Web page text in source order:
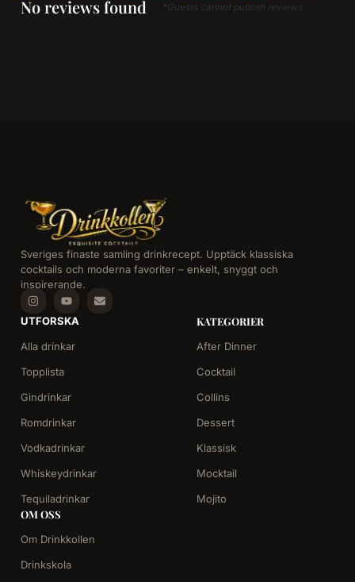
No reviews found *Guests cannot publish reviews
Sveriges finaste samling drinkrecept. Upptäck klassiska
cocktails och moderna favoriter – enkelt, snyggt och
inspirerande.
UTFORSKA
Alla drinkar
Topplista
Gindrinkar
Romdrinkar
Vodkadrinkar
Whiskeydrinkar
Tequiladrinkar
KATEGORIER
After Dinner
Cocktail
Collins
Dessert
Klassisk
Mocktail
Mojito
OM OSS
Om Drinkkollen
Drinkskola